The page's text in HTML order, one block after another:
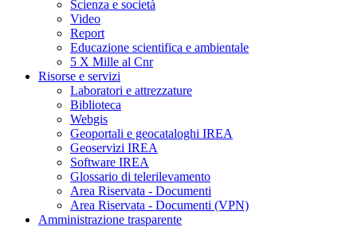
Scienza e società
Video
Report
Educazione scientifica e ambientale
5 X Mille al Cnr
Risorse e servizi
Laboratori e attrezzature
Biblioteca
Webgis
Geoportali e geocataloghi IREA
Geoservizi IREA
Software IREA
Glossario di telerilevamento
Area Riservata - Documenti
Area Riservata - Documenti (VPN)
Amministrazione trasparente